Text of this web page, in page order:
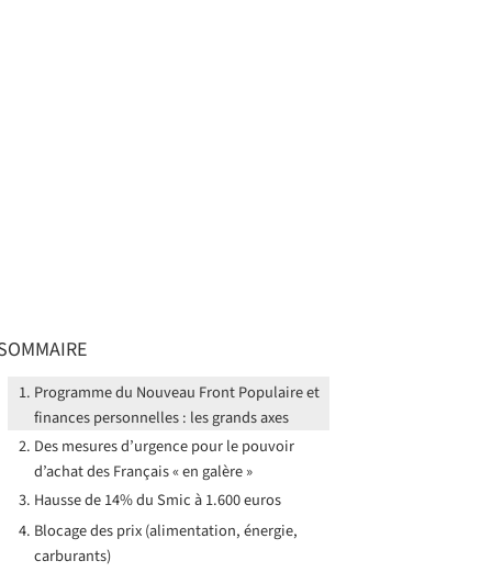
Programme du Nouveau Front Populaire et
finances personnelles : les grands axes
Des mesures d’urgence pour le pouvoir
d’achat des Français « en galère »
Hausse de 14% du Smic à 1.600 euros
Blocage des prix (alimentation, énergie,
carburants)